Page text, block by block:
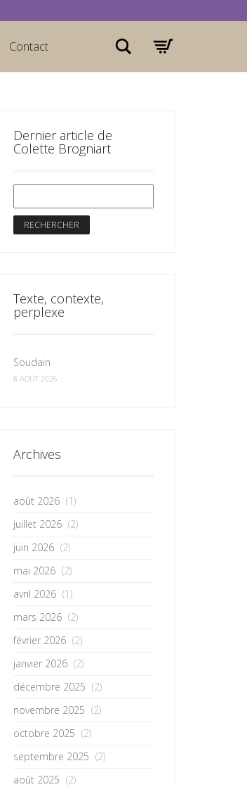
Contact Rechercher
Dernier article de
Colette Brogniart
Texte, contexte,
perplexe
Soudain
8 AOÛT 2026
Archives
août 2026 (1)
juillet 2026 (2)
juin 2026 (2)
mai 2026 (2)
avril 2026 (1)
mars 2026 (2)
février 2026 (2)
janvier 2026 (2)
décembre 2025 (2)
novembre 2025 (2)
octobre 2025 (2)
septembre 2025 (2)
août 2025 (2)